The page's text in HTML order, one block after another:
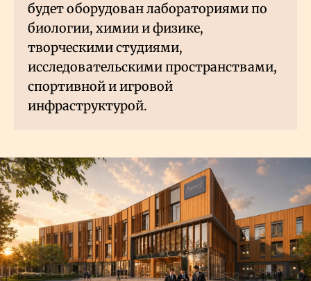
будет оборудован лабораториями по
биологии, химии и физике,
творческими студиями,
исследовательскими пространствами,
спортивной и игровой
инфраструктурой.